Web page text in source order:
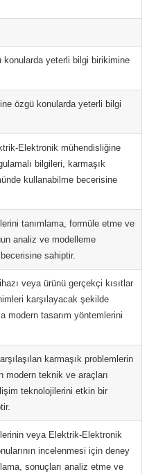
yeterli bilgi birikimine
özgü konularda yeterli bilgi
Elektronik mühendisliğine
bilgileri, karmaşık
kullanabilme becerisine
tanımlama, formüle etme ve
analiz ve modelleme
sahiptir.
veya ürünü gerçekçi kısıtlar
karşılayacak şekilde
modern tasarım yöntemlerini
karmaşık problemlerin
modern teknik ve araçları
teknolojilerini etkin bir
veya Elektrik-Elektronik
incelenmesi için deney
sonuçları analiz etme ve